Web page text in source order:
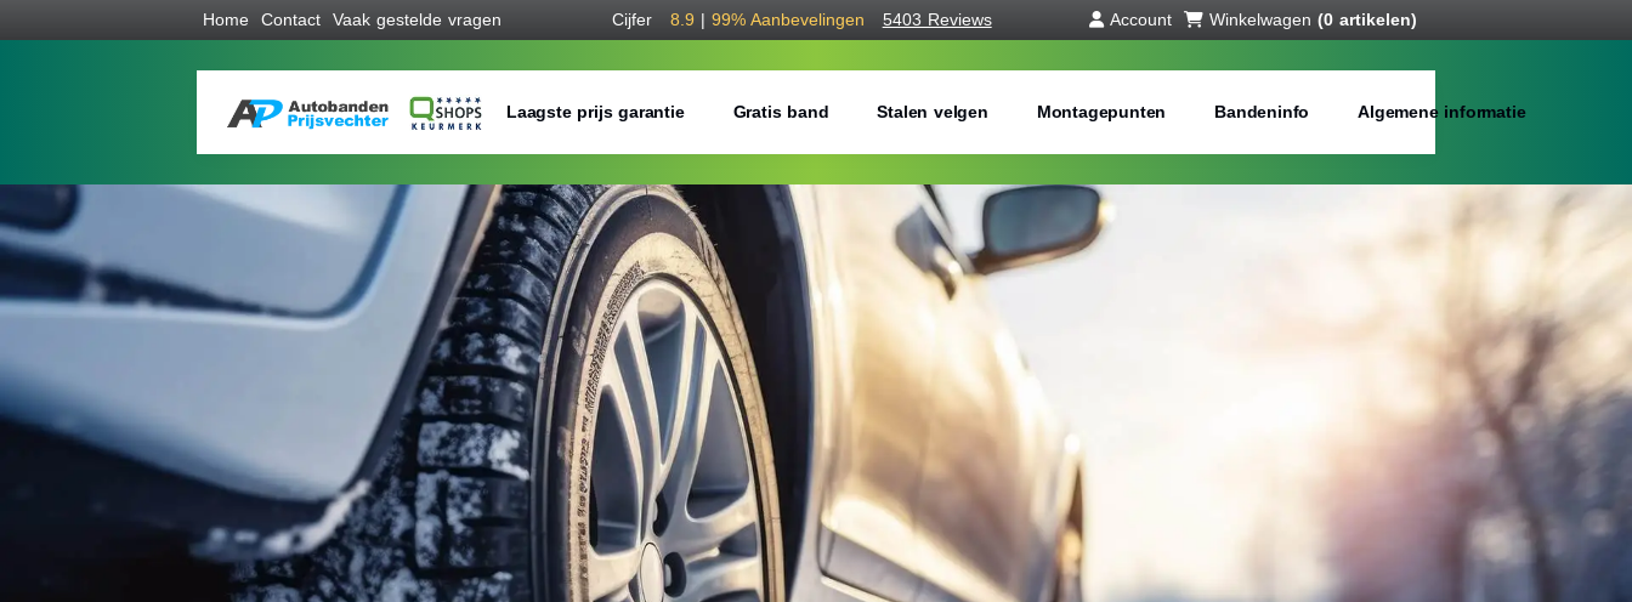
Home Contact Vaak gestelde vragen Cijfer 8.9 | 99% Aanbevelingen 5403 Reviews Account Winkelwagen (0 artikelen)
Laagste prijs garantie Gratis band Stalen velgen Montagepunten Bandeninfo Algemene informatie
Bestel voordelig winterbanden
Seizoen:
Breedte: Hoogte:
Waar vind ik de maat van mijn banden